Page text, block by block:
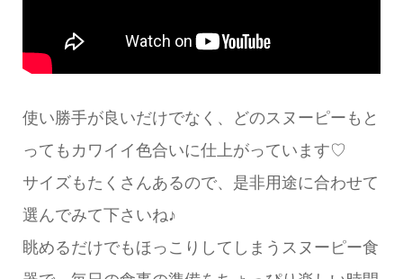
使い勝手が良いだけでなく、どのスヌーピーもと
ってもカワイイ色合いに仕上がっています♡
サイズもたくさんあるので、是非用途に合わせて
選んでみて下さいね♪
眺めるだけでもほっこりしてしまうスヌーピー食